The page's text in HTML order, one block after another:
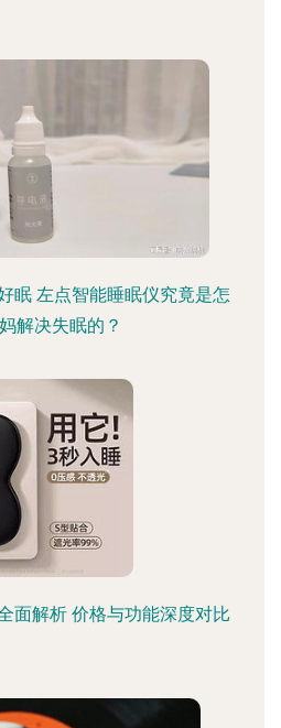
眠 左点智能睡眠仪究竟是怎
解决失眠的？
面解析 价格与功能深度对比